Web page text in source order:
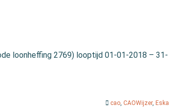
loonheffing 2769) looptijd 01-01-2018 – 31-
cao ,CAOWijzer,Eska